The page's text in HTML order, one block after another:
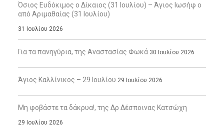
Όσιος Ευδόκιμος ο Δίκαιος (31 Ιουλίου) – Άγιος Ιωσήφ ο
από Αριμαθαίας (31 Ιουλίου)
31 Ιουλίου 2026
Για τα πανηγύρια, της Αναστασίας Φωκά 30 Ιουλίου 2026
Άγιος Καλλίνικος – 29 Ιουλίου 29 Ιουλίου 2026
Μη φοβάστε τα δάκρυα!, της Δρ Δέσποινας Κατσώχη
29 Ιουλίου 2026